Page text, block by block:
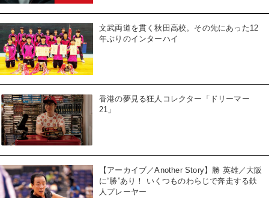
文武両道を貫く秋田高校。その先にあった12
年ぶりのインターハイ
香港の夢見る狂人コレクター「ドリーマー
21」
【アーカイブ／Another Story】勝 英雄／大阪
に“勝”あり！ いくつものわらじで奔走する鉄
人プレーヤー